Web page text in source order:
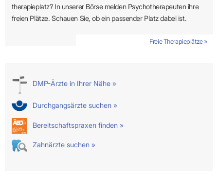
therapie­platz? In unserer Börse melden Psycho­­thera­­peuten ihre
freien Plätze. Schauen Sie, ob ein passender Platz dabei ist.
Freie Therapieplätze »
DMP-Ärzte in Ihrer Nähe »
Durchgangsärzte suchen »
Bereitschaftspraxen finden »
Zahnärzte suchen »